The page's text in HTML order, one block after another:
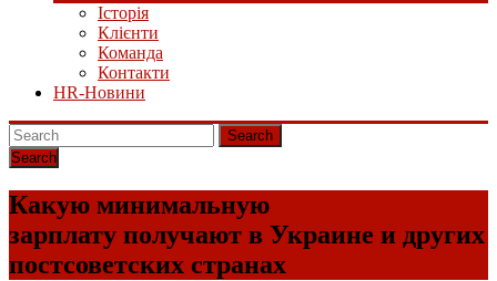
Історія
Клієнти
Команда
Контакти
HR-Новини
Search
Какую минимальную
зарплату получают в Украине и других
постсоветских странах